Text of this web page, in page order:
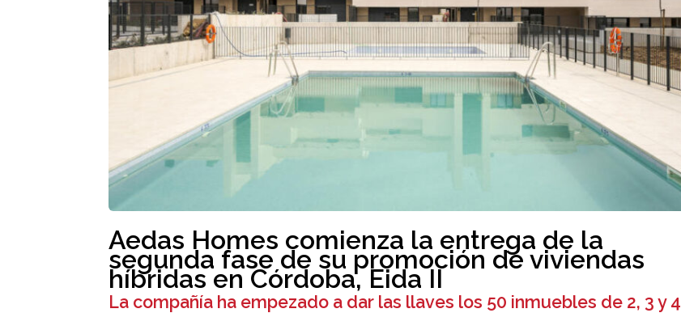
Aedas Homes comienza la entrega de la
segunda fase de su promoción de viviendas
híbridas en Córdoba, Eida II
La compañía ha empezado a dar las llaves los 50 inmuebles de 2, 3 y 4